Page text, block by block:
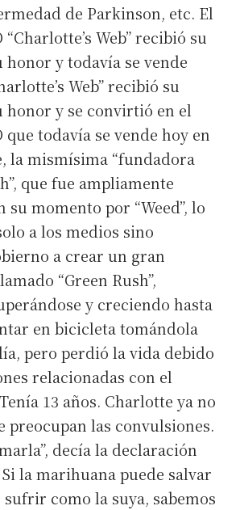
de Parkinson, etc. El
“Charlotte’s Web” recibió su
honor y todavía se vende
Web” recibió su
honor y se convirtió en el
que todavía se vende hoy en
la mismísima “fundadora
que fue ampliamente
momento por “Weed”, lo
a los medios sino
a crear un gran
“Green Rush”,
y creciendo hasta
en bicicleta tomándola
pero perdió la vida debido
relacionadas con el
13 años. Charlotte ya no
preocupan las convulsiones.
decía la declaración
la marihuana puede salvar
sufrir como la suya, sabemos